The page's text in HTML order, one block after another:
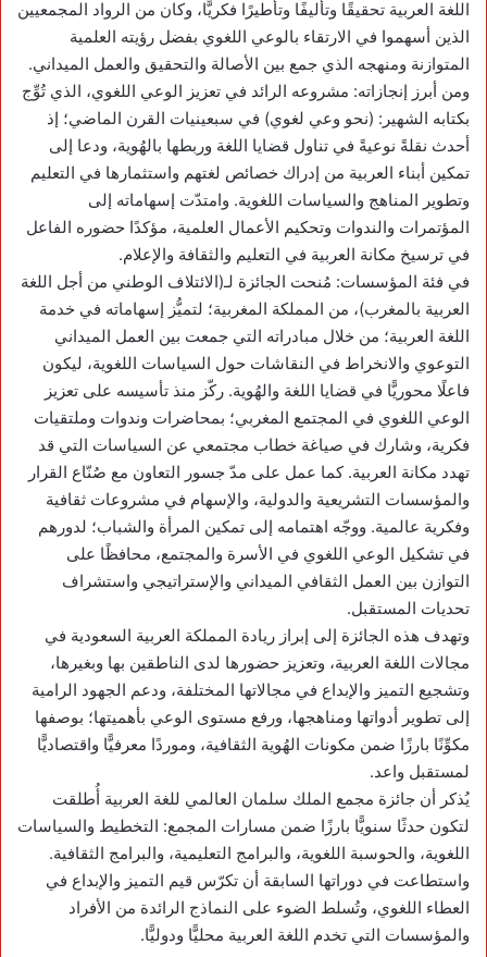
اللغة العربية تحقيقًا وتأليفًا وتأطيرًا فكريًّا، وكان من الرواد المجمعيين
الذين أسهموا في الارتقاء بالوعي اللغوي بفضل رؤيته العلمية
المتوازنة ومنهجه الذي جمع بين الأصالة والتحقيق والعمل الميداني.
ومن أبرز إنجازاته: مشروعه الرائد في تعزيز الوعي اللغوي، الذي تُوِّج
بكتابه الشهير: (نحو وعي لغوي) في سبعينيات القرن الماضي؛ إذ
أحدث نقلةً نوعيةً في تناول قضايا اللغة وربطها بالهُوية، ودعا إلى
تمكين أبناء العربية من إدراك خصائص لغتهم واستثمارها في التعليم
وتطوير المناهج والسياسات اللغوية. وامتدّت إسهاماته إلى
المؤتمرات والندوات وتحكيم الأعمال العلمية، مؤكدًا حضوره الفاعل
في ترسيخ مكانة العربية في التعليم والثقافة والإعلام.
في فئة المؤسسات: مُنحت الجائزة لـ(الائتلاف الوطني من أجل اللغة
العربية بالمغرب)، من المملكة المغربية؛ لتميُّز إسهاماته في خدمة
اللغة العربية؛ من خلال مبادراته التي جمعت بين العمل الميداني
التوعوي والانخراط في النقاشات حول السياسات اللغوية، ليكون
فاعلًا محوريًّا في قضايا اللغة والهُوية. ركّز منذ تأسيسه على تعزيز
الوعي اللغوي في المجتمع المغربي؛ بمحاضرات وندوات وملتقيات
فكرية، وشارك في صياغة خطاب مجتمعي عن السياسات التي قد
تهدد مكانة العربية. كما عمل على مدّ جسور التعاون مع صُنّاع القرار
والمؤسسات التشريعية والدولية، والإسهام في مشروعات ثقافية
وفكرية عالمية. ووجّه اهتمامه إلى تمكين المرأة والشباب؛ لدورهم
في تشكيل الوعي اللغوي في الأسرة والمجتمع، محافظًا على
التوازن بين العمل الثقافي الميداني والإستراتيجي واستشراف
تحديات المستقبل.
وتهدف هذه الجائزة إلى إبراز ريادة المملكة العربية السعودية في
مجالات اللغة العربية، وتعزيز حضورها لدى الناطقين بها وبغيرها،
وتشجيع التميز والإبداع في مجالاتها المختلفة، ودعم الجهود الرامية
إلى تطوير أدواتها ومناهجها، ورفع مستوى الوعي بأهميتها؛ بوصفها
مكوِّنًا بارزًا ضمن مكونات الهُوية الثقافية، وموردًا معرفيًّا واقتصاديًّا
لمستقبل واعد.
يُذكر أن جائزة مجمع الملك سلمان العالمي للغة العربية أُطلقت
لتكون حدثًا سنويًّا بارزًا ضمن مسارات المجمع: التخطيط والسياسات
اللغوية، والحوسبة اللغوية، والبرامج التعليمية، والبرامج الثقافية.
واستطاعت في دوراتها السابقة أن تكرّس قيم التميز والإبداع في
العطاء اللغوي، وتُسلط الضوء على النماذج الرائدة من الأفراد
والمؤسسات التي تخدم اللغة العربية محليًّا ودوليًّا.